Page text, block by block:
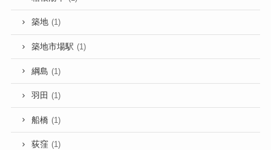
築地 (1)
築地市場駅 (1)
綱島 (1)
羽田 (1)
船橋 (1)
荻窪 (1)